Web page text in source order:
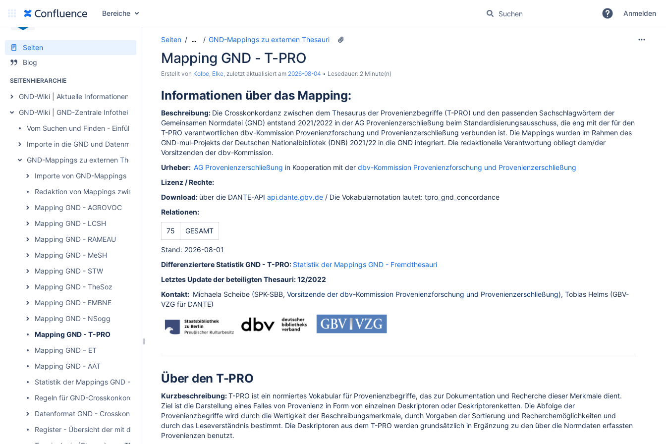
Bereiche Anmelden
gnd
Seiten
Blog
SEITENHIERARCHIE
GND-Wiki | Aktuelle Informationen zur GND
GND-Wiki | GND-Zentrale Infothek
Vom Suchen und Finden - Einführung in die Recherche mit der Gemeinsamen Normdatei
Importe in die GND und Datenmanipulationen
GND-Mappings zu externen Thesauri
Importe von GND-Mappings
Redaktion von Mappings zwischen der GND und externen Thesauri
Mapping GND - AGROVOC
Mapping GND - LCSH
Mapping GND - RAMEAU
Mapping GND - MeSH
Mapping GND - STW
Mapping GND - TheSoz
Mapping GND - EMBNE
Mapping GND - NSogg
Mapping GND - T-PRO
Mapping GND – ET
Mapping GND - AAT
Statistik der Mappings GND - Fremdthesauri
Regeln für GND-Crosskonkordanzen (Mapping-Methodik)
Datenformat GND - Crosskonkordanzen zu externen Vokabularen/Thesauri
Register - Übersicht der mit der GND vernetzten Thesauri, Klassifikationen, Codesysteme und anderen KOS (bestehende, begonnene & geplante)
Seiten … GND-Mappings zu externen Thesauri
Mapping GND - T-PRO
Erstellt von Kolbe, Elke, zuletzt aktualisiert am 2026-08-04 Lesedauer: 2 Minute(n)
Informationen über das Mapping:
Beschreibung: Die Crosskonkordanz zwischen dem Thesaurus der Provenienzbegriffe (T-PRO) und den passenden Sachschlagwörtern der
Gemeinsamen Normdatei (GND) entstand 2021/2022 in der AG Provenienzerschließung beim Standardisierungsausschuss, die eng mit der für den
T-PRO verantwortlichen dbv-Kommission Provenienzforschung und Provenienzerschließung verbunden ist. Die Mappings wurden im Rahmen des
GND-mul-Projekts der Deutschen Nationalbibliotek (DNB) 2021/22 in die GND integriert. Die redaktionelle Verantwortung obliegt dem/der
Vorsitzenden der dbv-Kommission.
Urheber: AG Provenienzerschließung in Kooperation mit der dbv-Kommission Provenienzforschung und Provenienzerschließung
Lizenz / Rechte:
Download: über die DANTE-API api.dante.gbv.de / Die Vokabularnotation lautet: tpro_gnd_concordance
Relationen:
75 GESAMT
Stand: 2026-08-01
Differenziertere Statistik GND - T-PRO: Statistik der Mappings GND - Fremdthesauri
Letztes Update der beteiligten Thesauri: 12/2022
Kontakt: Michaela Scheibe (SPK-SBB, Vorsitzende der dbv-Kommission Provenienzforschung und Provenienzerschließung), Tobias Helms (GBV-
VZG für DANTE)
Über den T-PRO
Kurzbeschreibung:T-PRO ist ein normiertes Vokabular für Provenienzbegriffe, das zur Dokumentation und Recherche dieser Merkmale dient.
Ziel ist die Darstellung eines Falles von Provenienz in Form von einzelnen Deskriptoren oder Deskriptorenketten. Die Abfolge der
Provenienzbegriffe wird durch die Wertigkeit der Beschreibungsmerkmale, durch Vorgaben der Sortierung und Recherchemöglichkeiten und
durch das Leseverständnis bestimmt. Die Deskriptoren aus dem T-PRO werden grundsätzlich in Ergänzung zu den über die Normdaten erfassten
Provenienzen benutzt.